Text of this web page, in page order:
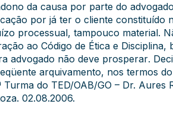
da causa por parte do
por já ter o cliente constituído
processual, tampouco material.
ao Código de Ética e
advogado não deve prosperar.
arquivamento, nos termos
Turma do TED/OAB/GO – Dr. Aures
02.08.2006.